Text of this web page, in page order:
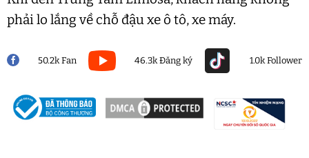
phải lo lắng về chỗ đậu xe ô tô, xe máy.
50.2k Fan 46.3k Đăng ký 1.0k Follower